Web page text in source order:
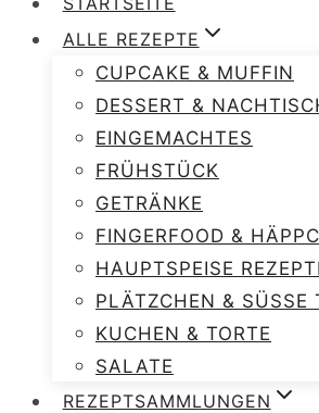
ALLE REZEPTE
CUPCAKE & MUFFIN
DESSERT &
EINGEMACHTES
FRÜHSTÜCK
GETRÄNKE
FINGERFOOD &
HAUPTSPEISE
PLÄTZCHEN & SÜSSE
KUCHEN & TORTE
SALATE
REZEPTSAMMLUNGEN